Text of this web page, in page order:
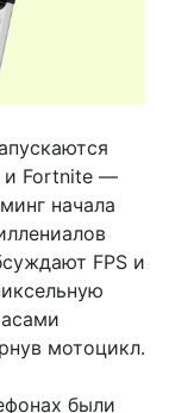
и Fortnite —
начала
FPS и
мотоцикл.
были